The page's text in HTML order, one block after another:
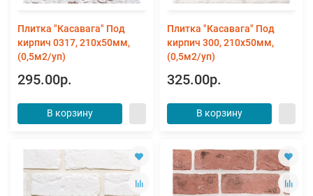
Плитка "Касавага" Под
кирпич 0317, 210х50мм,
(0,5м2/уп)
295.00р.
В корзину
Плитка "Касавага" Под
кирпич 300, 210х50мм,
(0,5м2/уп)
325.00р.
В корзину